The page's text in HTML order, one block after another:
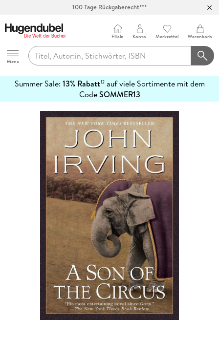
100 Tage Rückgaberecht***
Hugendubel
Menu
Filiale Konto Merkzettel Warenkorb
Summer Sale: 13% Rabatt12auf viele Sortimente mit dem
CodeSOMMER13
erfahren